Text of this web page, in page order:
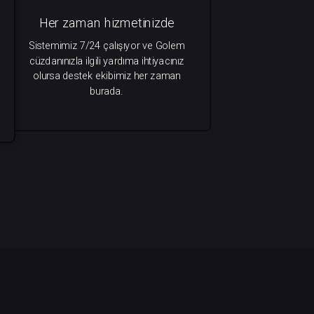
Her zaman hizmetinizde
Sistemimiz 7/24 çalışıyor ve Golem
cüzdanınızla ilgili yardıma ihtiyacınız
olursa destek ekibimiz her zaman
burada.